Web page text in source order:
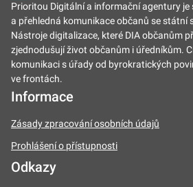
Prioritou Digitální a informační agentury je
a přehledná komunikace občanů se státní
Nástroje digitalizace, které DIA občanům
zjednodušují život občanům i úředníkům.
komunikaci s úřady od byrokratických
ve frontách.
Informace
Zásady zpracování osobních údajů
Prohlášení o přístupnosti
Odkazy